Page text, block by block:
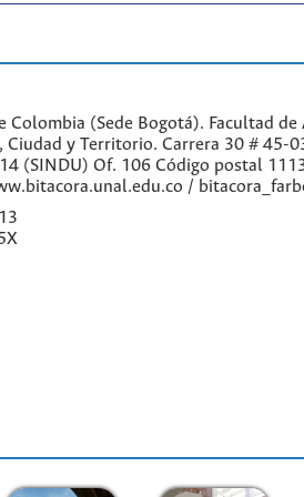
Colombia (Sede Bogotá). Facultad
Ciudad y Territorio. Carrera 30 # 45-
(SINDU) Of. 106 Código postal
/